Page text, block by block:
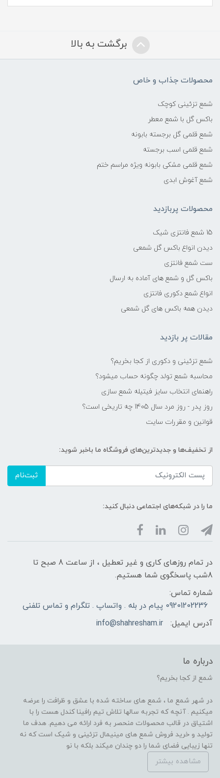
برگشت به بالا
محصولات جذاب و خاص
شمع تزئینی کوچک
باکس گل با شمع معطر
شمع قلمی گل برجسته بابونه
شمع قلمی اسب برجسته
شمع قلمی مشکی بابونه ویژه مراسم ختم
شمع آغوش ابدی
محصولات پربازدید
15 شمع فانتزی شیک
دیدن انواع باکس گل شمعی
ست شمع فانتزی
باکس گل و شمع های آماده به ارسال
انواع شمع دکوری فانتزی
دیدن همه باکس های گل شمعی
مقالات پر بازدید
شمع تزئینی و دکوری از کجا بخریم؟
محاسبه شمع تولد چگونه حساب میشود؟
راهنمای انتخاب سایز فیتیله شمع سازی
روز پدر - روز مرد سال 1405 چه تاریخی است؟
قوانین و مقررات سایت
از تخفیف‌ها و جدیدترین‌های فروشگاه ما باخبر شوید:
ثبت‌نام
ما را در شبکه‌های اجتماعی دنبال کنید:
در تمام روزهای کاری و غیر تعطیل ، از ساعت 8 صبح تا
8شب پاسخگوی شما هستیم.
شماره تماس:
09201202236 پیام در بله . واتساپ . تلگرام و تماس تلفنی
آدرس ایمیل:
info@shahresham.ir
درباره ما
شمع از کجا بخریم؟
در شهر شمع ما ، شمع های ساخته شده با عشق و ظرافت را عرضه
میکنیم . آنچه که تجربه سالها تلاش تیم رافینا کندل هست را با
اشتیاق در قالب محصولات منحصر به فرد ارائه می دهیم. هدف ما
تولید و خرید فروش شمع های مینیمال تزئینی و شیک است که نه
تنها زیبایی فضای شما را دو چندان میکند بلکه با نو
مشاهده بیشتر